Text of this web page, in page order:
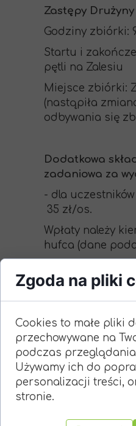
Zastępy
Godziny zbiórki:
Startu i
pętli na Zalesiu
Miejsce zbiórki:
(nastąpiła
odbywania się
Dodatkowa
zadaniowa za
- dla
35 zł/os.
Wpłaty należy
hufca (dane
Dylągówka, imię i
Chorągiew
Hufiec Rzeszów
ul. Hetmańska
80 1240 2614 1111
Zgoda na pliki
Cookies to małe pliki
przechowywane na
podczas
Używamy ich do
personalizacji treści,
stronie.